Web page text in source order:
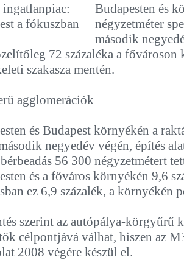
Budapesten és
négyzetméter
második
72 százaléka a
szakasza mentén.
agglomerációk
és Budapest környékén a
negyedév végén, építés
56 300 négyzetmétert
és a főváros környékén 9,6
ez 6,9 százalék, a környékén
szerint az autópálya-körgyűrű
célpontjává válhat, hiszen az
2008 végére készül el.